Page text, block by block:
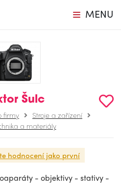
MENU
Šulc
firmy
Stroje a zařízení
a materiály
hodnocení jako první
- objektivy - stativy -